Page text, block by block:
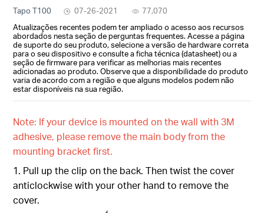
Tapo T100 07-26-2021
77,070
Atualizações recentes podem ter ampliado o acesso aos recursos
abordados nesta seção de perguntas frequentes. Acesse a página
de suporte do seu produto, selecione a versão de hardware correta
para o seu dispositivo e consulte a ficha técnica (datasheet) ou a
seção de firmware para verificar as melhorias mais recentes
adicionadas ao produto. Observe que a disponibilidade do produto
varia de acordo com a região e que alguns modelos podem não
estar disponíveis na sua região.
Note: If your device is mounted on the wall with 3M
adhesive, please remove the main body from the
mounting bracket first.
1. Pull up the clip on the back. Then twist the cover
anticlockwise with your other hand to remove the
cover.